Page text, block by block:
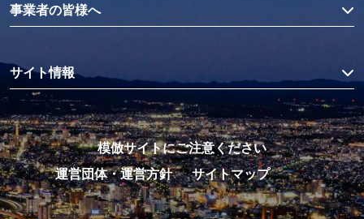
事業者の皆様へ
サイト情報
模倣サイトにご注意ください
運営団体・運営方針
サイトマップ